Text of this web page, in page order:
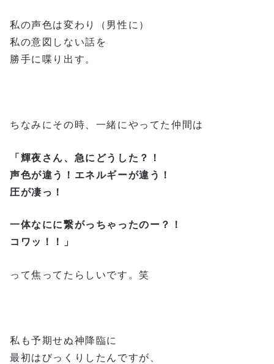
私の声色は変わり（男性に）
私の意図しない話を
勝手に喋り出す。
ちなみにその時、一緒にやってた仲間は
「輝夜さん、急にどうした？！
声色が違う！エネルギーが違う！
圧が凄っ！
一体なにに繋がっちゃったのー？！
コワッ！！」
って焦ってたらしいです。笑
私も予期せぬ神降臨に
最初はびっくりしたんですが、